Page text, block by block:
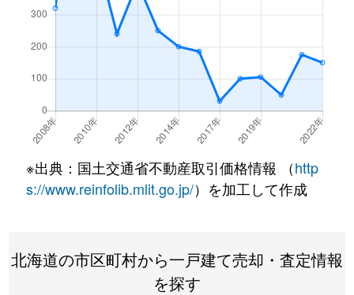
※出典：国土交通省不動産取引価格情報 （http
s://www.reinfolib.mlit.go.jp/）を加工して作成
北海道の市区町村から一戸建て売却・査定情報
を探す